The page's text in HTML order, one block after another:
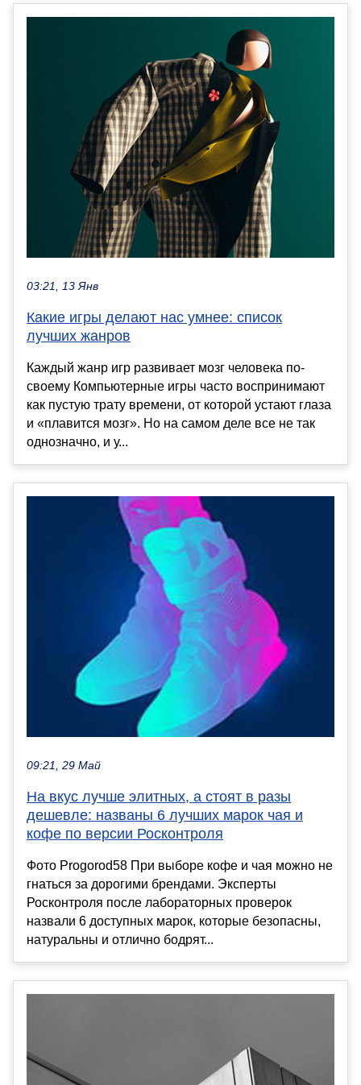
03:21, 13 Янв
Какие игры делают нас умнее: список
лучших жанров
Каждый жанр игр развивает мозг человека по-
своему Компьютерные игры часто воспринимают
как пустую трату времени, от которой устают глаза
и «плавится мозг». Но на самом деле все не так
однозначно, и у...
09:21, 29 Май
На вкус лучше элитных, а стоят в разы
дешевле: названы 6 лучших марок чая и
кофе по версии Росконтроля
Фото Progorod58 При выборе кофе и чая можно не
гнаться за дорогими брендами. Эксперты
Росконтроля после лабораторных проверок
назвали 6 доступных марок, которые безопасны,
натуральны и отлично бодрят...